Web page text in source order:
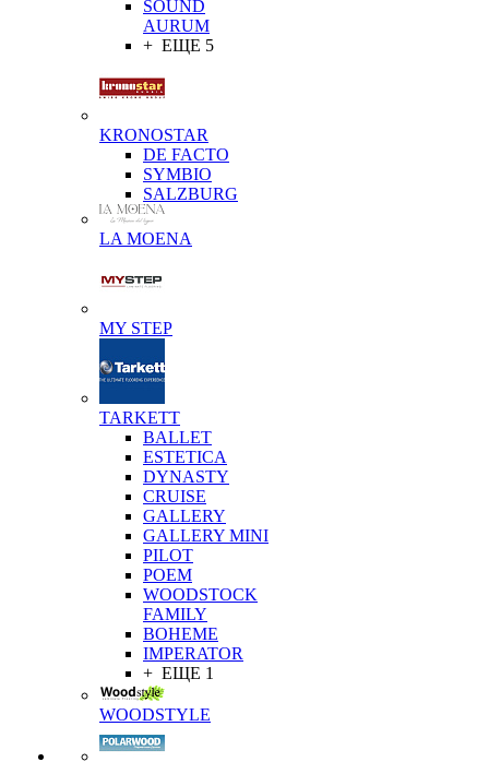
SOUND
AURUM
+ ЕЩЕ 5
KRONOSTAR
DE FACTO
SYMBIO
SALZBURG
LA MOENA
MY STEP
TARKETT
BALLET
ESTETICA
DYNASTY
CRUISE
GALLERY
GALLERY MINI
PILOT
POEM
WOODSTOCK
FAMILY
BOHEME
IMPERATOR
+ ЕЩЕ 1
WOODSTYLE